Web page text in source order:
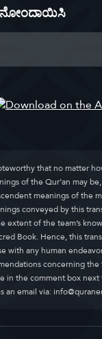
ನೋಂದಾಯಿಸಿ
that no matter
of the Qur’an may
meanings of the
conveyed by this
extent of the team’s
Book. Hence, this
with any human
concerning
in the comment box next
an email via: